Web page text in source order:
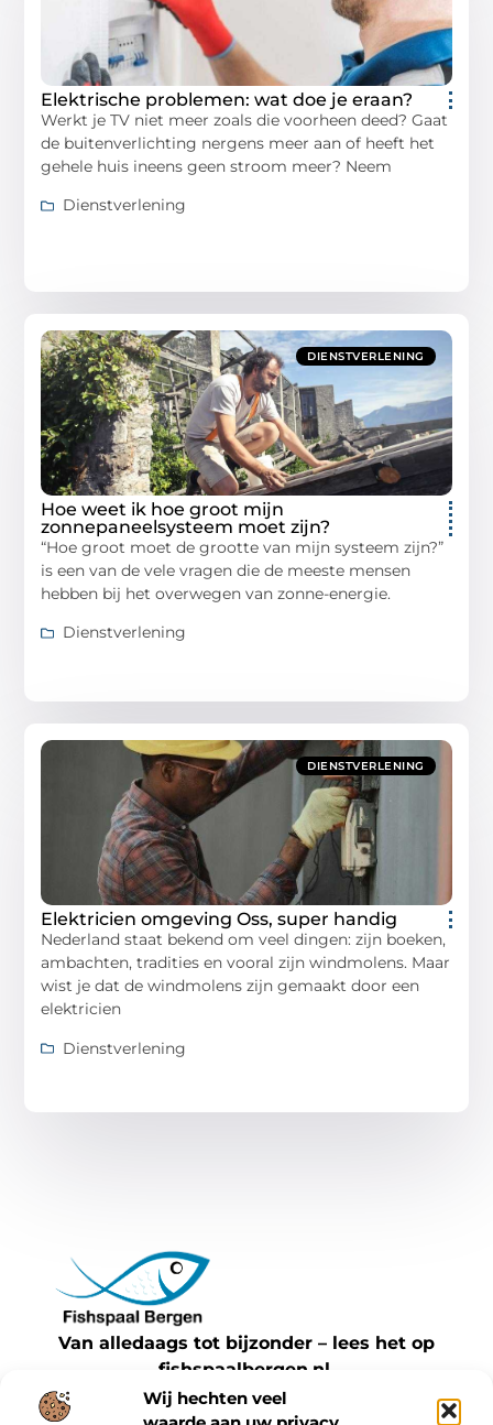
Wij hechten veel
Elektrische problemen: wat doe je eraan?
Werkt je TV niet meer zoals die voorheen deed? Gaat
de buitenverlichting nergens meer aan of heeft het
gehele huis ineens geen stroom meer? Neem
Dienstverlening
DIENSTVERLENING
Hoe weet ik hoe groot mijn
zonnepaneelsysteem moet zijn?
“Hoe groot moet de grootte van mijn systeem zijn?”
is een van de vele vragen die de meeste mensen
hebben bij het overwegen van zonne-energie.
Dienstverlening
DIENSTVERLENING
Elektricien omgeving Oss, super handig
Nederland staat bekend om veel dingen: zijn boeken,
ambachten, tradities en vooral zijn windmolens. Maar
wist je dat de windmolens zijn gemaakt door een
elektricien
Dienstverlening
Van alledaags tot bijzonder – lees het op
fishspaalbergen.nl.
Ontdek inspirerende blogs en artikelen over